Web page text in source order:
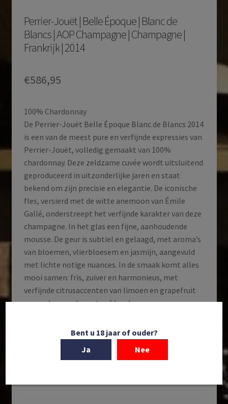
Perrier-Jouët | Belle Époque | Blanc de
Blancs | AOP Champagne | Champagne |
Frankrijk | 2014
€586,95
100% Chardonnay
De Perrier-Jouët Belle Époque Blanc de Blancs 2014
is een van de meest pure en verfijnde expressies van
Perrier-Jouët, volledig gemaakt van 100%
chardonnay. Deze zeldzame cuvée wordt uitsluitend
geproduceerd in uitzonderlijke jaren en staat
bekend om zijn precisie en elegantie. De iconische
fles, versierd met de witte anemoon van Émile
Gallé, onderstreept het verfijnde karakter van deze
champagne. In het glas een fijne, aanhoudende
mousse. De geur is subtiel en gelaagd, met aroma’s
van bloemen, vlierbloesem en jasmijn, aangevuld
met lichte notige nuances. In de smaak komt alles
mooi samen: fris, zuiver en harmonieus, met
verfijnde citrusaccenten van limoen en grapefruit
en een lange, elegante afdronk.
|
Bent u 18 jaar of ouder?
Ja
Nee